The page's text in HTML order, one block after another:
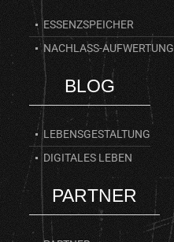
ESSENZSPEICHER
NACHLASS-AUFWERTUNG
BLOG
LEBENSGESTALTUNG
DIGITALES LEBEN
PARTNER